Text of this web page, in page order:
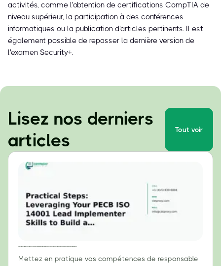
activités, comme l'obtention de certifications CompTIA de
niveau supérieur, la participation à des conférences
informatiques ou la publication d'articles pertinents. Il est
également possible de repasser la dernière version de
l'examen Security+.
Lisez nos derniers
articles
Tout voir
Mettez en pratique vos compétences de responsable